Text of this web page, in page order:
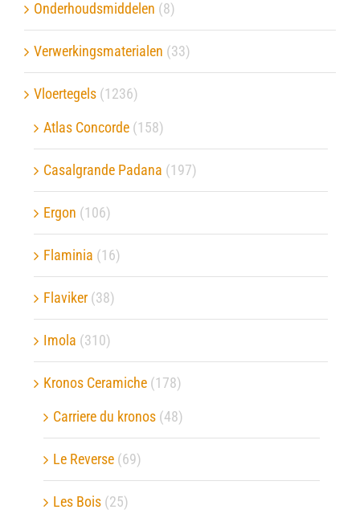
Onderhoudsmiddelen (8)
Verwerkingsmaterialen (33)
Vloertegels (1236)
Atlas Concorde (158)
Casalgrande Padana (197)
Ergon (106)
Flaminia (16)
Flaviker (38)
Imola (310)
Kronos Ceramiche (178)
Carriere du kronos (48)
Le Reverse (69)
Les Bois (25)